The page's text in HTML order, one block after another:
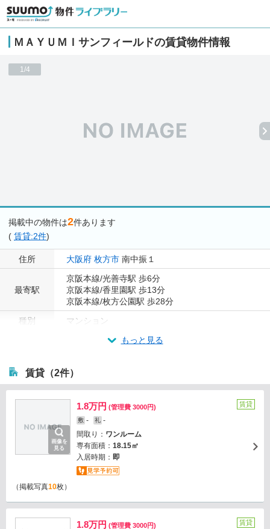
ＭＡＹＵＭＩサンフィールドの賃貸物件情報
1/4
掲載中の物件は2件あります
( 賃貸:2件)
住所 大阪府 枚方市 南中振１
最寄駅
京阪本線/光善寺駅 歩6分
京阪本線/香里園駅 歩13分
京阪本線/枚方公園駅 歩28分
種別
マンション
もっと見る
賃貸（2件）
画像を
見る
1.8万円 (管理費 3000円)
敷 - 礼 -
間取り： ワンルーム
専有面積： 18.15㎡
入居時期： 即
賃貸
（掲載写真10枚）
1.8万円 (管理費 3000円) 賃貸